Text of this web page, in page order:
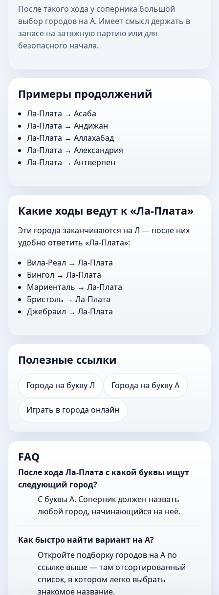
После такого хода у соперника большой
выбор городов на А. Имеет смысл держать в
запасе на затяжную партию или для
безопасного начала.
Примеры продолжений
Ла-Плата →Асаба
Ла-Плата →Андижан
Ла-Плата →Аллахабад
Ла-Плата →Александрия
Ла-Плата →Антверпен
Какие ходы ведут к «Ла-Плата»
Эти города заканчиваются на Л — после них
удобно ответить «Ла-Плата»:
Вила-Реал → Ла-Плата
Бингол → Ла-Плата
Мариенталь → Ла-Плата
Бристоль → Ла-Плата
Джебраил → Ла-Плата
Полезные ссылки
Города на букву Л Города на букву А
Играть в города онлайн
FAQ
После хода Ла-Плата с какой буквы ищут
следующий город?
С буквы А. Соперник должен назвать
любой город, начинающийся на неё.
Как быстро найти вариант на А?
Откройте подборку городов на А по
ссылке выше — там отсортированный
список, в котором легко выбрать
знакомое название.